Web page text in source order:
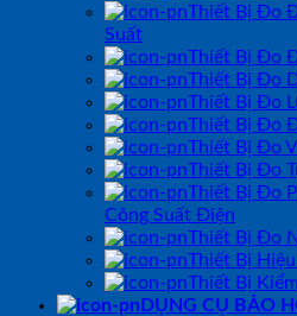
Thiết Bị Đo
Suất
Thiết Bị Đo
Thiết Bị Đo
Thiết Bị Đo
Thiết Bị Đo
Thiết Bị Đo
Thiết Bị Đo
Thiết Bị Đo
Công Suất Điện
Thiết Bị Đo
Thiết Bị
Thiết Bị
DỤNG CỤ BẢO